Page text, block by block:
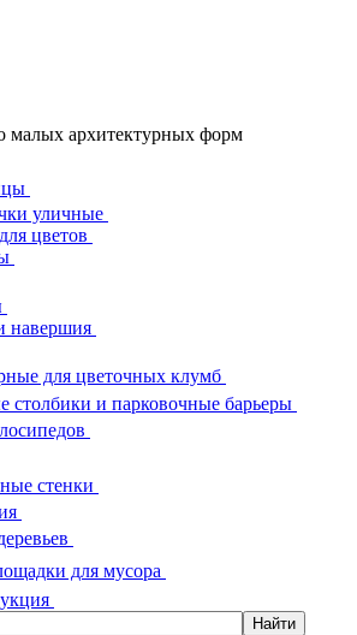
малых архитектурных форм
уличные
цветов
навершия
для цветочных клумб
столбики и парковочные барьеры
стенки
для мусора